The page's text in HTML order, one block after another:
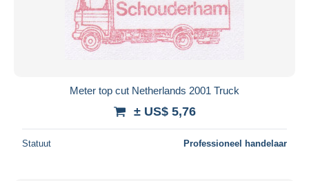
Meter top cut Netherlands 2001 Truck
± US$ 5,76
Statuut Professioneel handelaar